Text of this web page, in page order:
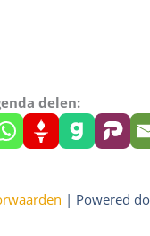
delen:
| Powered